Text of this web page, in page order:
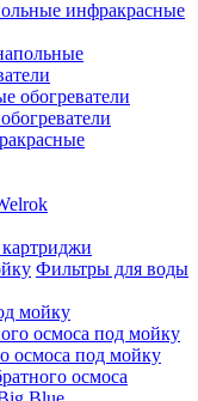
инфракрасные
Фильтры для воды
мойку
осмоса под мойку
осмоса